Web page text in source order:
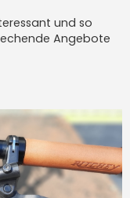
und so
Angebote